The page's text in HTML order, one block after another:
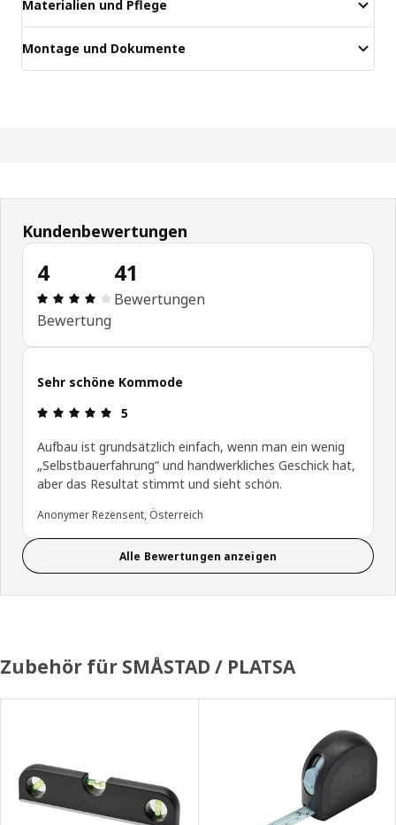
Materialien und Pflege
Montage und Dokumente
Kundenbewertungen
4
Produktbewertung: 4 von 5 Sterne Alle
Bewertung
41
Bewertungen
Sehr schöne Kommode
Produktbewertung: 5 von 5 Sterne
5
Aufbau ist grundsätzlich einfach, wenn man ein wenig
„Selbstbauerfahrung“ und handwerkliches Geschick hat,
aber das Resultat stimmt und sieht schön.
Anonymer Rezensent, Österreich
Alle Bewertungen anzeigen
Zubehör für SMÅSTAD / PLATSA